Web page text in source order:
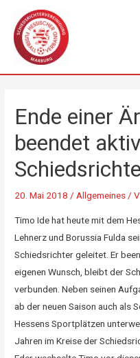
Inhalt
springen
Ende einer
beendet
20. Mai 2018/Allgemeines/
Timo Ide hat heute mit dem
Lehnerz und Borussia Fulda
Schiedsrichter geleitet. Er
eigenen Wunsch, bleibt der
verbunden. Neben seinen
ab der neuen Saison auch als
Hessens Sportplätzen
Jahren im Kreise der